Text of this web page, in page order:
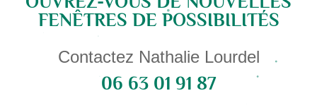
FENÊTRES DE POSSIBILITÉS
Contactez Nathalie Lourdel
06 63 01 91 87